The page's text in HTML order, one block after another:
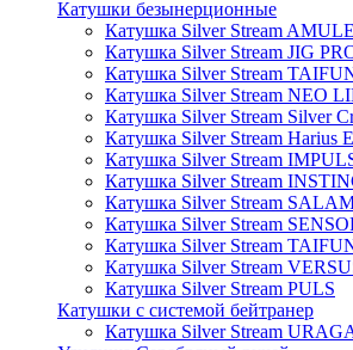
Катушки безынерционные
Катушка Silver Stream
Катушка Silver Stream JIG
Катушка Silver Stream
Катушка Silver Stream NEO
Катушка Silver Stream Silver
Катушка Silver Stream Harius
Катушка Silver Stream
Катушка Silver Stream
Катушка Silver Stream
Катушка Silver Stream
Катушка Silver Stream
Катушка Silver Stream
Катушка Silver Stream PULS
Катушки с системой бейтранер
Катушка Silver Stream